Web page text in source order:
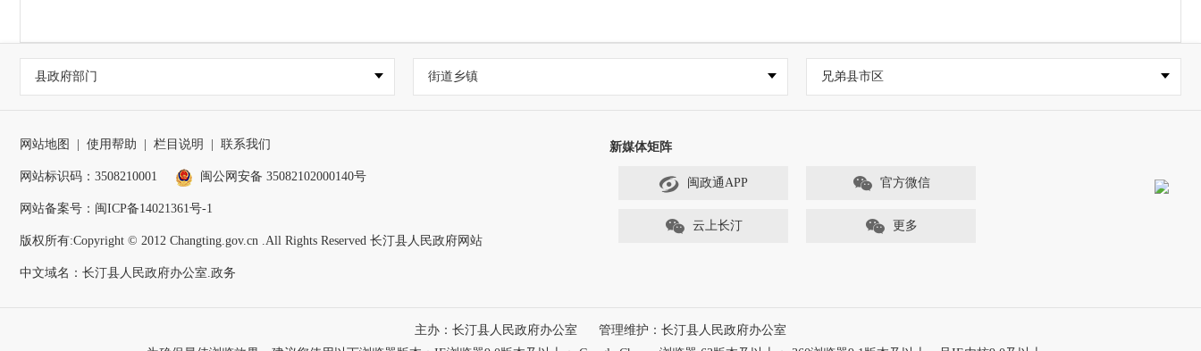
县政府部门 街道乡镇 兄弟县市区
网站地图 使用帮助 栏目说明 联系我们
网站标识码：3508210001 闽公网安备 35082102000140号
网站备案号： 闽ICP备14021361号-1
版权所有:Copyright © 2012 Changting.gov.cn .All Rights Reserved 长汀县人民政府网站
中文域名：长汀县人民政府办公室.政务
新媒体矩阵
闽政通APP 官方微信
云上长汀 更多
主办：长汀县人民政府办公室
管理维护：长汀县人民政府办公室